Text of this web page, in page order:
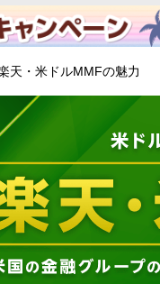
天・米ドルMMFの魅力